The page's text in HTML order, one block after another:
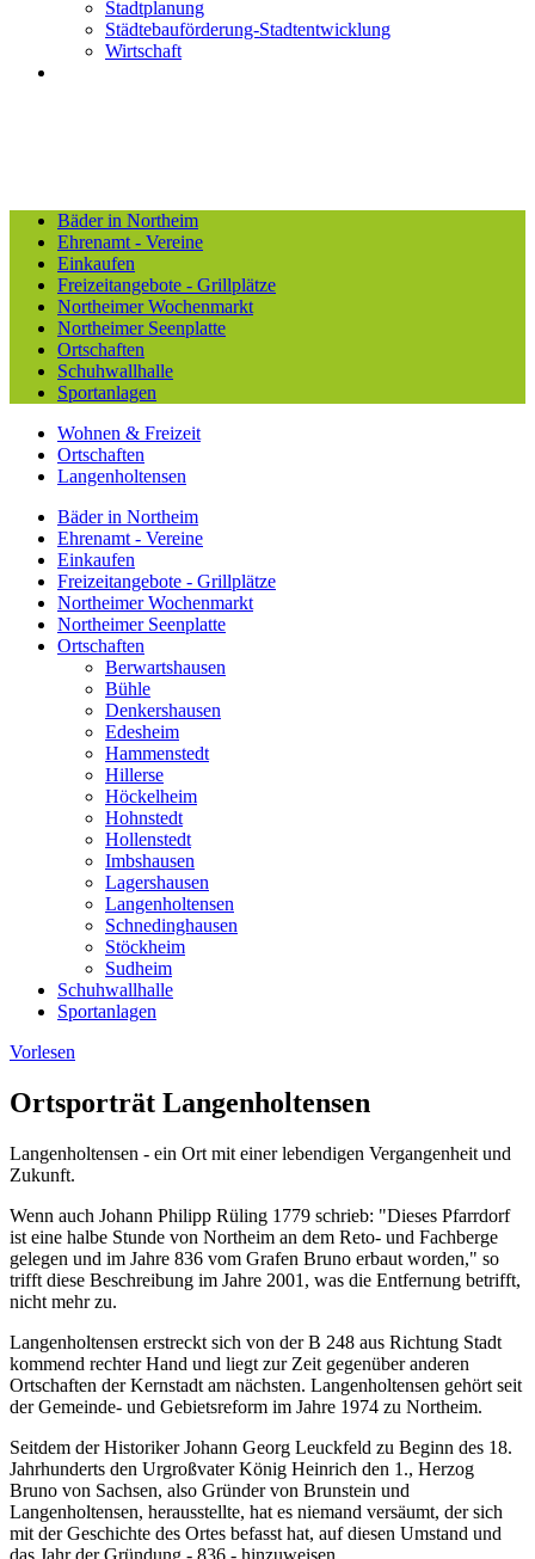
Stadtplanung
Städtebauförderung-Stadtentwicklung
Wirtschaft
Bäder in Northeim
Ehrenamt - Vereine
Einkaufen
Freizeitangebote - Grillplätze
Northeimer Wochenmarkt
Northeimer Seenplatte
Ortschaften
Schuhwallhalle
Sportanlagen
Wohnen & Freizeit
Ortschaften
Langenholtensen
Bäder in Northeim
Ehrenamt - Vereine
Einkaufen
Freizeitangebote - Grillplätze
Northeimer Wochenmarkt
Northeimer Seenplatte
Ortschaften
Berwartshausen
Bühle
Denkershausen
Edesheim
Hammenstedt
Hillerse
Höckelheim
Hohnstedt
Hollenstedt
Imbshausen
Lagershausen
Langenholtensen
Schnedinghausen
Stöckheim
Sudheim
Schuhwallhalle
Sportanlagen
Vorlesen
Ortsporträt Langenholtensen
Langenholtensen - ein Ort mit einer lebendigen Vergangenheit und
Zukunft.
Wenn auch Johann Philipp Rüling 1779 schrieb: "Dieses Pfarrdorf
ist eine halbe Stunde von Northeim an dem Reto- und Fachberge
gelegen und im Jahre 836 vom Grafen Bruno erbaut worden," so
trifft diese Beschreibung im Jahre 2001, was die Entfernung betrifft,
nicht mehr zu.
Langenholtensen erstreckt sich von der B 248 aus Richtung Stadt
kommend rechter Hand und liegt zur Zeit gegenüber anderen
Ortschaften der Kernstadt am nächsten. Langenholtensen gehört seit
der Gemeinde- und Gebietsreform im Jahre 1974 zu Northeim.
Seitdem der Historiker Johann Georg Leuckfeld zu Beginn des 18.
Jahrhunderts den Urgroßvater König Heinrich den 1., Herzog
Bruno von Sachsen, also Gründer von Brunstein und
Langenholtensen, herausstellte, hat es niemand versäumt, der sich
mit der Geschichte des Ortes befasst hat, auf diesen Umstand und
das Jahr der Gründung - 836 - hinzuweisen.